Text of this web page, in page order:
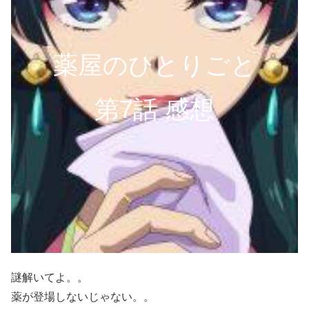
薬屋のひとりごと
第7話 感想
謎解いてよ。。
薬が登場しないじゃない。。